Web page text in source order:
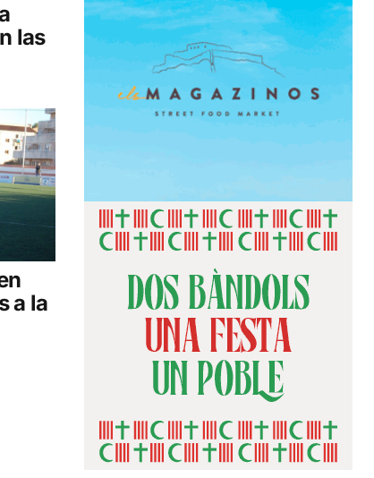
las
a la